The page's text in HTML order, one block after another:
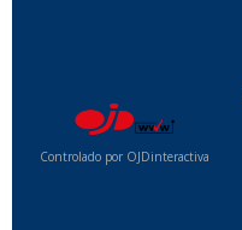
Controlado por OJDinteractiva